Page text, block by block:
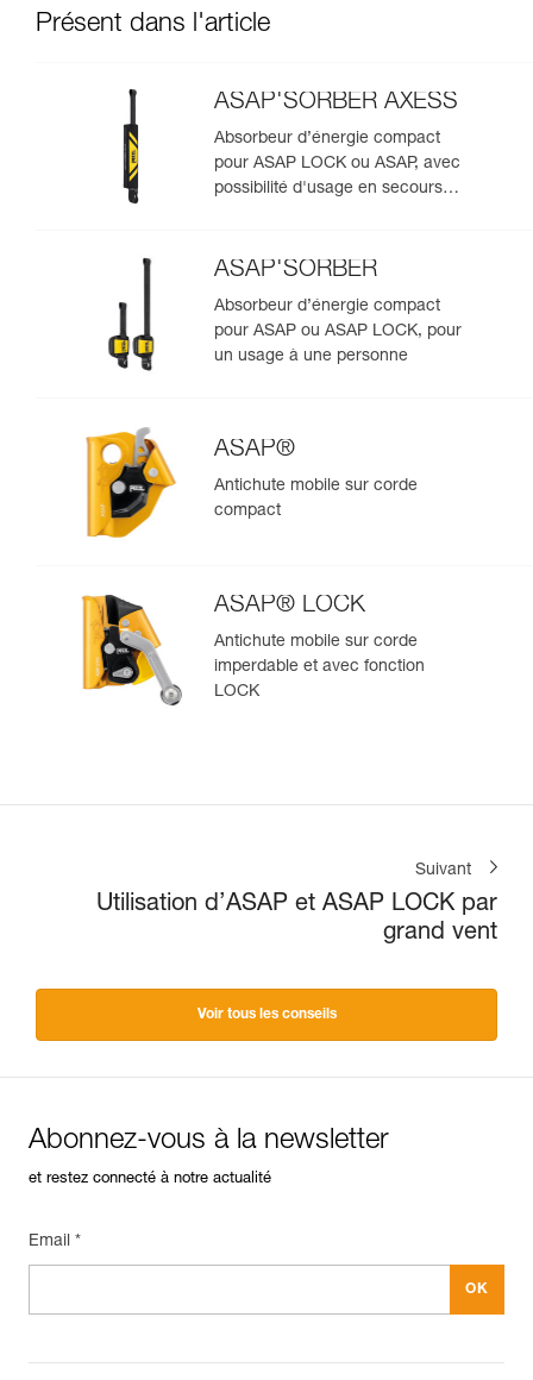
Présent dans l'article
ASAP'SORBER AXESS
Absorbeur d’énergie compact
pour ASAP LOCK ou ASAP, avec
possibilité d'usage en secours
ASAP'SORBER
Absorbeur d’énergie compact
pour ASAP ou ASAP LOCK, pour
un usage à une personne
ASAP®
Antichute mobile sur corde
compact
ASAP® LOCK
Antichute mobile sur corde
imperdable et avec fonction
LOCK
Suivant
Utilisation d’ASAP et ASAP LOCK par
grand vent
Voir tous les conseils
Abonnez-vous à la newsletter
et restez connecté à notre actualité
Email *